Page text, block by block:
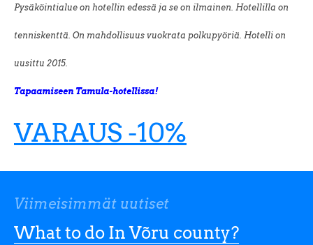
Pysäköintialue on hotellin edessä ja se on ilmainen. Hotellilla on
tenniskenttä. On mahdollisuus vuokrata polkupyöriä. Hotelli on
uusittu 2015.
Tapaamiseen Tamula-hotellissa!
VARAUS -10%
Viimeisimmät uutiset
What to do In Võru county?